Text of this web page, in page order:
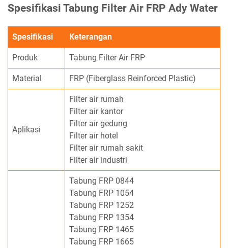
Spesifikasi Tabung Filter Air FRP Ady Water
Spesifikasi Keterangan
Produk Tabung Filter Air FRP
Material FRP (Fiberglass Reinforced Plastic)
Aplikasi
Filter air rumah
Filter air kantor
Filter air gedung
Filter air hotel
Filter air rumah sakit
Filter air industri
Tabung FRP 0844
Tabung FRP 1054
Tabung FRP 1252
Tabung FRP 1354
Tabung FRP 1465
Tabung FRP 1665